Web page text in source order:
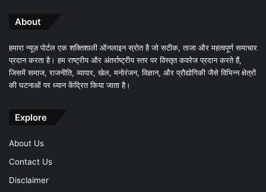
About
हमारा न्यूज़ पोर्टल एक शक्तिशाली ऑनलाइन स्रोत है जो सटीक, ताजा और महत्वपूर्ण समाचार
प्रदान करता है। हम राष्ट्रीय और अंतर्राष्ट्रीय स्तर पर विस्तृत कवरेज प्रदान करते हैं,
जिसमें समाज, राजनीति, व्यापार, खेल, मनोरंजन, विज्ञान, और प्रौद्योगिकी जैसे विभिन्न क्षेत्रों
की घटनाओं पर ध्यान केंद्रित किया जाता है।
Explore
About Us
Contact Us
Disclaimer